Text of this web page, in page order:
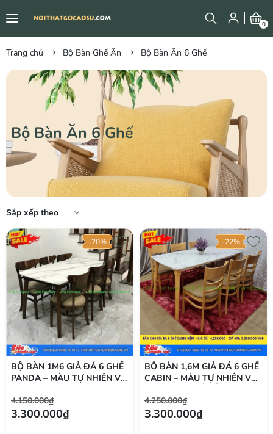
0
Trang chủ Bộ Bàn Ghế Ăn Bộ Bàn Ăn 6 Ghế
Bộ Bàn Ăn 6 Ghế
Sắp xếp theo
-20%
BỘ BÀN 1M6 GIẢ ĐÁ 6 GHẾ
PANDA – MÀU TỰ NHIÊN VÀ
RÃI, DỄ VỆ SINH
4.150.000₫
3.300.000₫
-22%
BỘ BÀN 1,6M GIẢ ĐÁ 6 GHẾ
CABIN – MÀU TỰ NHIÊN VÀ
TIẾT KIỆM DIỆN TÍCH
4.250.000₫
3.300.000₫